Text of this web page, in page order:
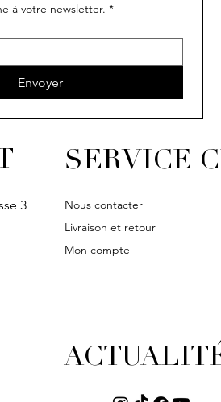
à votre newsletter. *
Envoyer
3
SERVICE
Nous contacter
Livraison et retour
Mon compte